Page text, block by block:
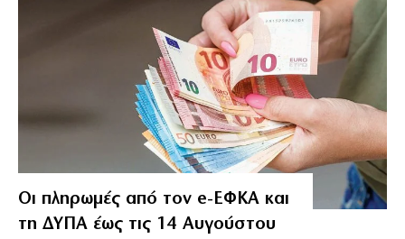
Οι πληρωμές από τον e-ΕΦΚΑ και
τη ΔΥΠΑ έως τις 14 Αυγούστου